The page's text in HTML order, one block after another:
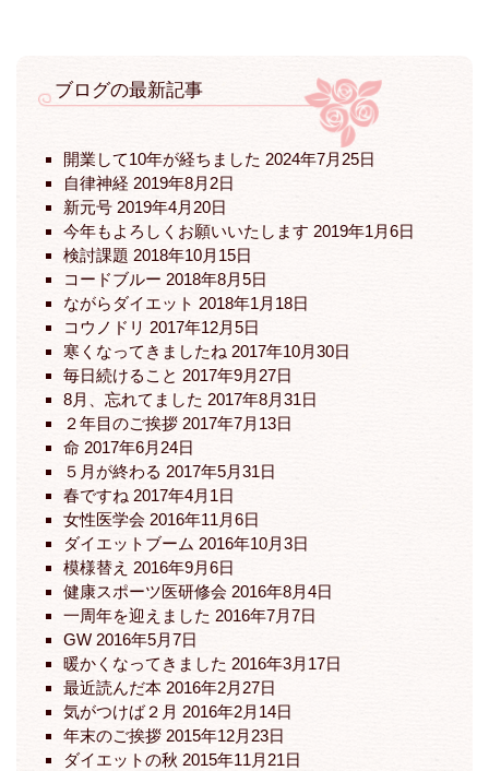
ー
ョ
ン
ブログの最新記事
開業して10年が経ちました 2024年7月25日
自律神経 2019年8月2日
新元号 2019年4月20日
今年もよろしくお願いいたします 2019年1月6日
検討課題 2018年10月15日
コードブルー 2018年8月5日
ながらダイエット 2018年1月18日
コウノドリ 2017年12月5日
寒くなってきましたね 2017年10月30日
毎日続けること 2017年9月27日
8月、忘れてました 2017年8月31日
２年目のご挨拶 2017年7月13日
命 2017年6月24日
５月が終わる 2017年5月31日
春ですね 2017年4月1日
女性医学会 2016年11月6日
ダイエットブーム 2016年10月3日
模様替え 2016年9月6日
健康スポーツ医研修会 2016年8月4日
一周年を迎えました 2016年7月7日
GW 2016年5月7日
暖かくなってきました 2016年3月17日
最近読んだ本 2016年2月27日
気がつけば２月 2016年2月14日
年末のご挨拶 2015年12月23日
ダイエットの秋 2015年11月21日